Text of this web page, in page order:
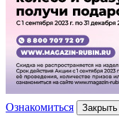
Ознакомиться Закрыть